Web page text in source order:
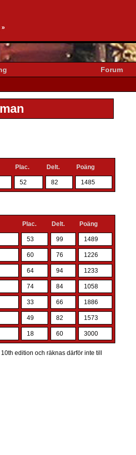
»
Forum
Plac. Delt. Poäng
52 82 1485
Plac. Delt. Poäng
53 99 1489
60 76 1226
64 94 1233
74 84 1058
33 66 1886
49 82 1573
18 60 3000
edition och räknas därför inte till